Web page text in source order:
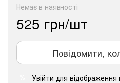
Немає в наявності
525 грн/шт
Повідомити,
Увійти для відображення